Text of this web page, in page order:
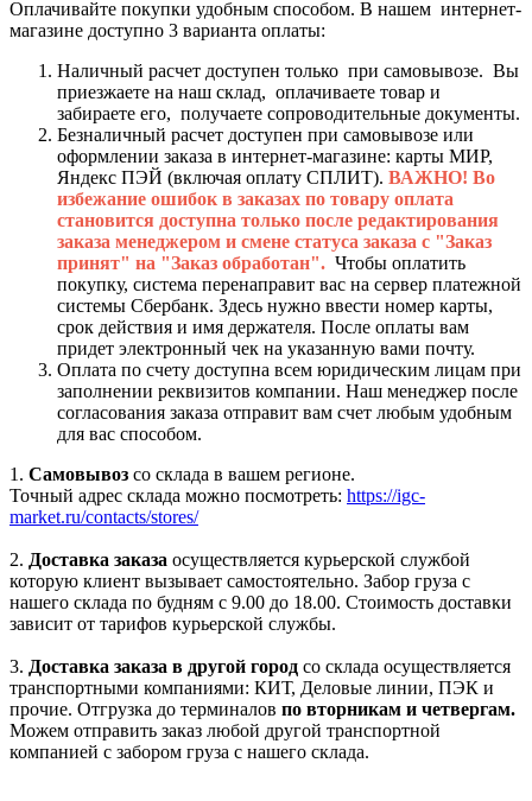
Оплачивайте покупки удобным способом. В нашем интернет-
магазине доступно 3 варианта оплаты:
Наличный расчет доступен только при самовывозе. Вы
приезжаете на наш склад, оплачиваете товар и
забираете его, получаете сопроводительные документы.
Безналичный расчет доступен при самовывозе или
оформлении заказа в интернет-магазине: карты МИР,
Яндекс ПЭЙ (включая оплату СПЛИТ). ВАЖНО! Во
избежание ошибок в заказах по товару оплата
становится доступна только после редактирования
заказа менеджером и смене статуса заказа с "Заказ
принят" на "Заказ обработан". Чтобы оплатить
покупку, система перенаправит вас на сервер платежной
системы Сбербанк. Здесь нужно ввести номер карты,
срок действия и имя держателя. После оплаты вам
придет электронный чек на указанную вами почту.
Оплата по счету доступна всем юридическим лицам при
заполнении реквизитов компании. Наш менеджер после
согласования заказа отправит вам счет любым удобным
для вас способом.
1. Самовывоз со склада в вашем регионе.
Точный адрес склада можно посмотреть: https://igc-
market.ru/contacts/stores/
2. Доставка заказа осуществляется курьерской службой
которую клиент вызывает самостоятельно. Забор груза с
нашего склада по будням с 9.00 до 18.00. Стоимость доставки
зависит от тарифов курьерской службы.
3. Доставка заказа в другой город со склада осуществляется
транспортными компаниями: КИТ, Деловые линии, ПЭК и
прочие. Отгрузка до терминалов по вторникам и четвергам.
Можем отправить заказ любой другой транспортной
компанией с забором груза с нашего склада.